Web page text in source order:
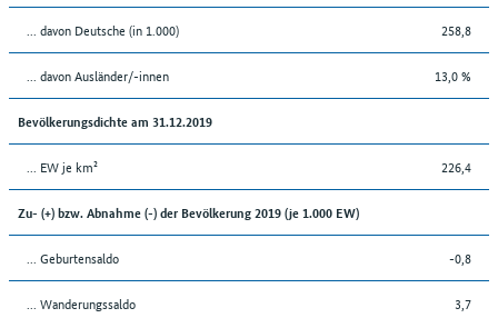
... davon Deutsche (in 1.000) 258,8
... davon Ausländer/-innen 13,0 %
Bevölkerungsdichte am 31.12.2019
... EW je km² 226,4
Zu- (+) bzw. Abnahme (-) der Bevölkerung 2019 (je 1.000 EW)
... Geburtensaldo -0,8
... Wanderungssaldo 3,7